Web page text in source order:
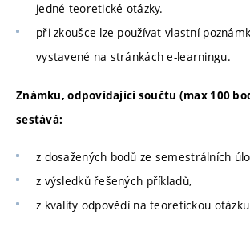
jedné teoretické otázky.
při zkoušce lze používat vlastní
vystavené na stránkách e-learningu.
Známku, odpovídající součtu (max 100
sestává:
z dosažených bodů ze semestrálních
z výsledků řešených příkladů,
z kvality odpovědí na teoretickou